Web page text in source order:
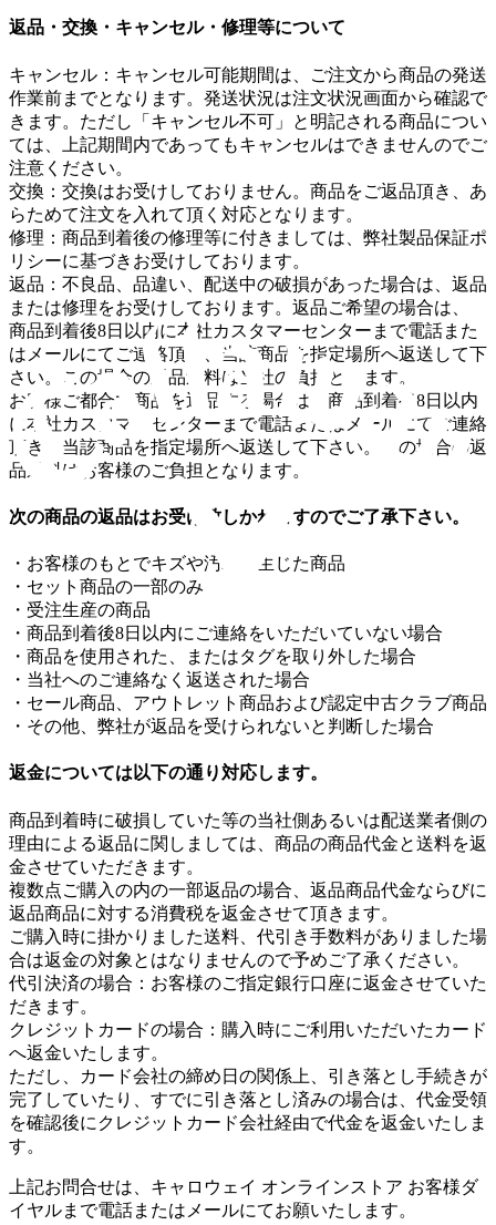
返品・交換・キャンセル・修理等について
キャンセル：キャンセル可能期間は、ご注文から商品の発送
作業前までとなります。発送状況は注文状況画面から確認で
きます。ただし「キャンセル不可」と明記される商品につい
ては、上記期間内であってもキャンセルはできませんのでご
注意ください。
交換：交換はお受けしておりません。商品をご返品頂き、あ
らためて注文を入れて頂く対応となります。
修理：商品到着後の修理等に付きましては、弊社製品保証ポ
リシーに基づきお受けしております。
返品：不良品、品違い、配送中の破損があった場合は、返品
または修理をお受けしております。返品ご希望の場合は、
商品到着後8日以内に本社カスタマーセンターまで電話また
はメールにてご連絡頂き、当該商品を指定場所へ返送して下
さい。この場合の返品送料は当社の負担とします。
お客様ご都合で商品を返品する場合は、商品到着後8日以内
に本社カスタマーセンターまで電話またはメールにてご連絡
頂き、当該商品を指定場所へ返送して下さい。この場合の返
品送料はお客様のご負担となります。
次の商品の返品はお受け致しかねますのでご了承下さい。
・お客様のもとでキズや汚れが生じた商品
・セット商品の一部のみ
・受注生産の商品
・商品到着後8日以内にご連絡をいただいていない場合
・商品を使用された、またはタグを取り外した場合
・当社へのご連絡なく返送された場合
・セール商品、アウトレット商品および認定中古クラブ商品
・その他、弊社が返品を受けられないと判断した場合
返金については以下の通り対応します。
商品到着時に破損していた等の当社側あるいは配送業者側の
理由による返品に関しましては、商品の商品代金と送料を返
金させていただきます。
複数点ご購入の内の一部返品の場合、返品商品代金ならびに
返品商品に対する消費税を返金させて頂きます。
ご購入時に掛かりました送料、代引き手数料がありました場
合は返金の対象とはなりませんので予めご了承ください。
代引決済の場合：お客様のご指定銀行口座に返金させていた
だきます。
クレジットカードの場合：購入時にご利用いただいたカード
へ返金いたします。
ただし、カード会社の締め日の関係上、引き落とし手続きが
完了していたり、すでに引き落とし済みの場合は、代金受領
を確認後にクレジットカード会社経由で代金を返金いたしま
す。
上記お問合せは、キャロウェイ オンラインストア お客様ダ
イヤルまで電話またはメールにてお願いたします。